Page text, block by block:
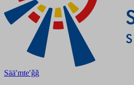
Sääʹmteʹǧǧ